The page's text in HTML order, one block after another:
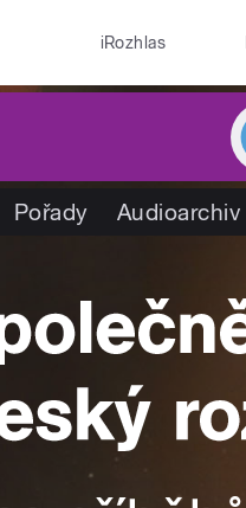
iRozhlas
Pořady Audioarchiv